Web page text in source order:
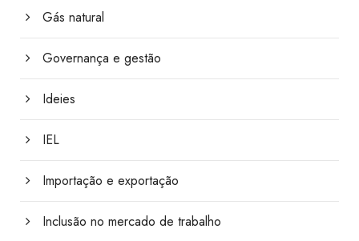
Gás natural
Governança e gestão
Ideies
IEL
Importação e exportação
Inclusão no mercado de trabalho